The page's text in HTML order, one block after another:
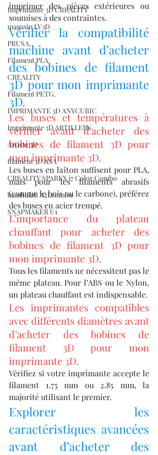
Imprimante 3D CREALITY
magasin LV3D
PRUSA,
Filament PLA
CREALITY
Filament PETG,
IMPRIMANTE 3D ANYCUBIC
Imprimante 3D ARTILLERY
Artiste 3D
filament 3D ASA
CREALITY SPARKX i7 Color Combo
bambulab A2Lcombo
SNAPMAKER U1
imprimer des pièces extérieures ou
soumises à des contraintes.
Vérifier la compatibilité
machine avant d’acheter
des bobines de filament
3D pour mon imprimante
3D.
Les buses et températures à
vérifier avant d’acheter des
bobines de filament 3D pour
mon imprimante 3D.
Les buses en laiton suffisent pour PLA,
mais pour les filaments abrasifs
(comme le bois ou le carbone), préférez
des buses en acier trempé.
L’importance du plateau
chauffant pour acheter des
bobines de filament 3D pour
mon imprimante 3D.
Tous les filaments ne nécessitent pas le
même plateau. Pour l’ABS ou le Nylon,
un plateau chauffant est indispensable.
Les imprimantes compatibles
avec différents diamètres avant
d’acheter des bobines de
filament 3D pour mon
imprimante 3D.
Vérifiez si votre imprimante accepte le
filament 1.75 mm ou 2.85 mm, la
majorité utilisant le premier.
Explorer les
caractéristiques avancées
avant d’acheter des